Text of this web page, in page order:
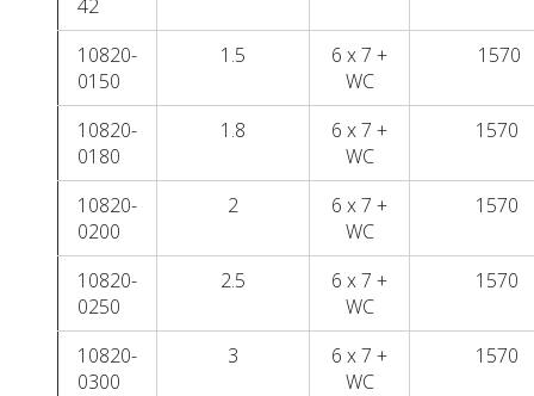
42
10820-
0150
1.5
6 x 7 +
WC
1570
10820-
0180
1.8
6 x 7 +
WC
1570
10820-
0200
2
6 x 7 +
WC
1570
10820-
0250
2.5
6 x 7 +
WC
1570
10820-
0300
3
6 x 7 +
WC
1570